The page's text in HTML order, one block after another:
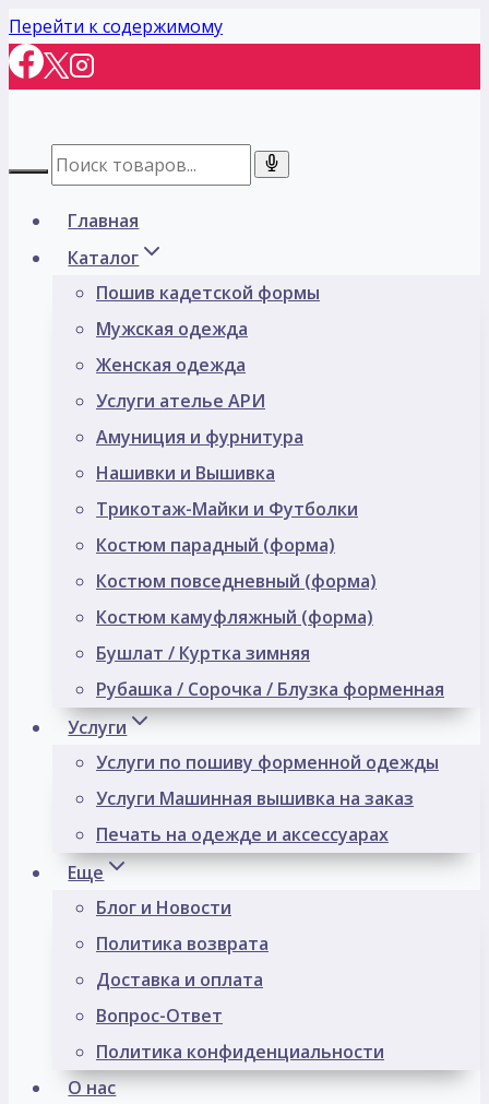
Перейти к содержимому
Главная
Каталог
Пошив кадетской формы
Мужская одежда
Женская одежда
Услуги ателье АРИ
Амуниция и фурнитура
Нашивки и Вышивка
Трикотаж-Майки и Футболки
Костюм парадный (форма)
Костюм повседневный (форма)
Костюм камуфляжный (форма)
Бушлат / Куртка зимняя
Рубашка / Сорочка / Блузка форменная
Услуги
Услуги по пошиву форменной одежды
Услуги Машинная вышивка на заказ
Печать на одежде и аксессуарах
Еще
Блог и Новости
Политика возврата
Доставка и оплата
Вопрос-Ответ
Политика конфиденциальности
О нас